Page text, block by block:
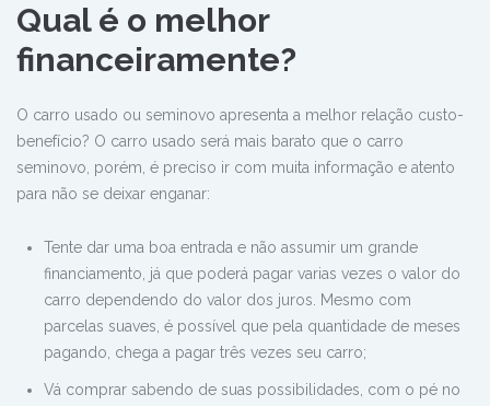
Qual é o melhor
financeiramente?
O carro usado ou seminovo apresenta a melhor relação custo-
benefício? O carro usado será mais barato que o carro
seminovo, porém, é preciso ir com muita informação e atento
para não se deixar enganar:
Tente dar uma boa entrada e não assumir um grande
financiamento, já que poderá pagar varias vezes o valor do
carro dependendo do valor dos juros. Mesmo com
parcelas suaves, é possível que pela quantidade de meses
pagando, chega a pagar três vezes seu carro;
Vá comprar sabendo de suas possibilidades, com o pé no